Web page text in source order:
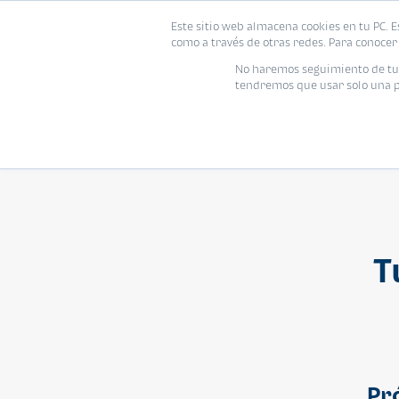
Este sitio web almacena cookies en tu
como a través de otras redes. Para
No haremos seguimiento de
tendremos que usar solo una